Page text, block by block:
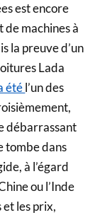
est encore
de machines à
la preuve d’un
Lada
étél’un des
débarrassant
tombe dans
à l’égard
ou l’Inde
les prix,